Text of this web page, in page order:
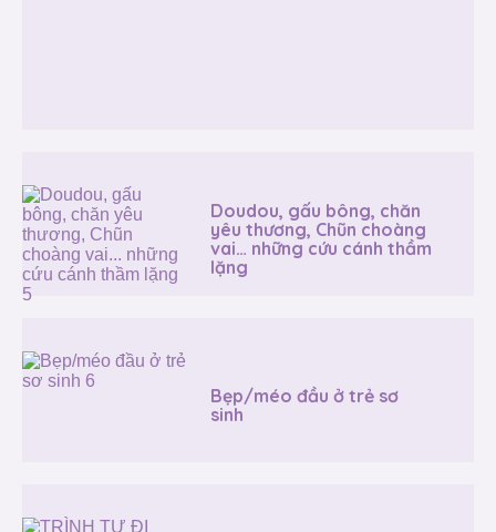
Doudou, gấu bông, chăn
yêu thương, Chũn choàng
vai… những cứu cánh thầm
lặng
Bẹp/méo đầu ở trẻ sơ
sinh